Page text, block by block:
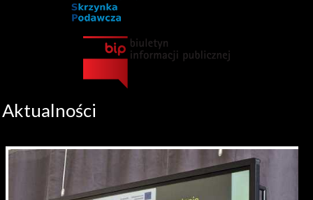
Aktualności